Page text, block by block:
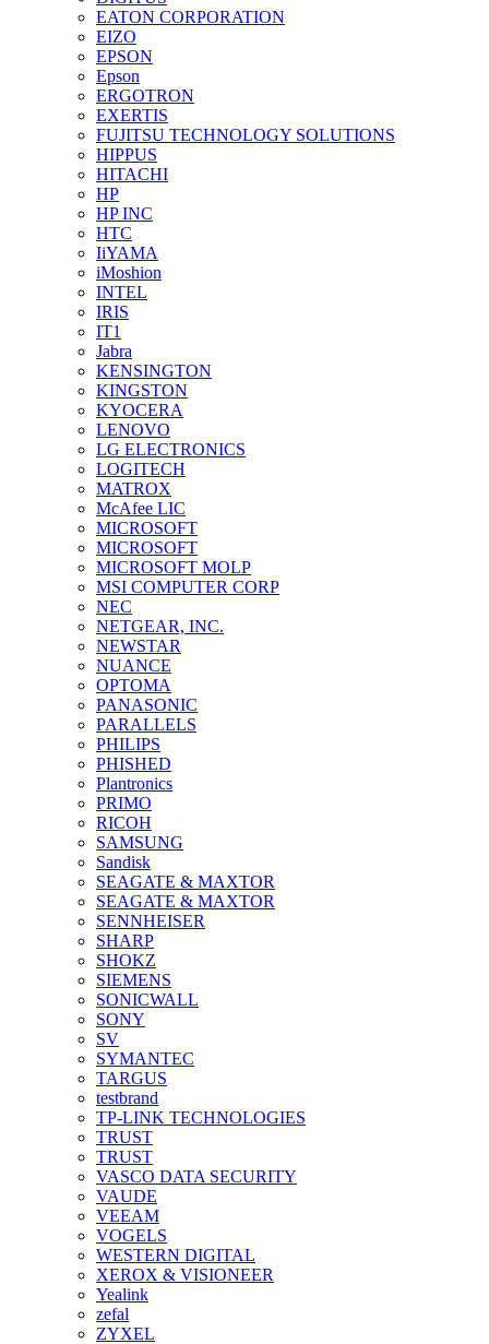
EATON CORPORATION
EIZO
EPSON
Epson
ERGOTRON
EXERTIS
FUJITSU TECHNOLOGY SOLUTIONS
HIPPUS
HITACHI
HP
HP INC
HTC
IiYAMA
iMoshion
INTEL
IRIS
IT1
Jabra
KENSINGTON
KINGSTON
KYOCERA
LENOVO
LG ELECTRONICS
LOGITECH
MATROX
McAfee LIC
MICROSOFT
MICROSOFT
MICROSOFT MOLP
MSI COMPUTER CORP
NEC
NETGEAR, INC.
NEWSTAR
NUANCE
OPTOMA
PANASONIC
PARALLELS
PHILIPS
PHISHED
Plantronics
PRIMO
RICOH
SAMSUNG
Sandisk
SEAGATE & MAXTOR
SEAGATE & MAXTOR
SENNHEISER
SHARP
SHOKZ
SIEMENS
SONICWALL
SONY
SV
SYMANTEC
TARGUS
testbrand
TP-LINK TECHNOLOGIES
TRUST
TRUST
VASCO DATA SECURITY
VAUDE
VEEAM
VOGELS
WESTERN DIGITAL
XEROX & VISIONEER
Yealink
zefal
ZYXEL